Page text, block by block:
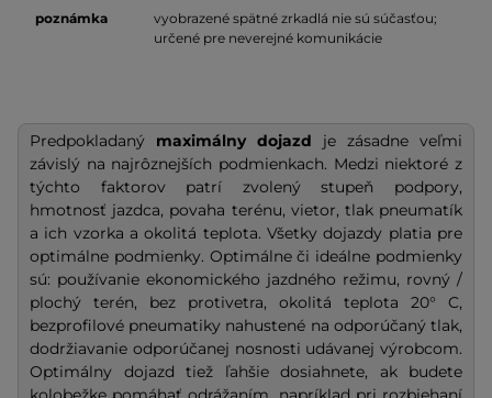
poznámka
vyobrazené spätné zrkadlá nie sú súčasťou;
určené pre neverejné komunikácie
Predpokladaný maximálny dojazd je zásadne veľmi
závislý na najrôznejších podmienkach. Medzi niektoré z
týchto faktorov patrí zvolený stupeň podpory,
hmotnosť jazdca, povaha terénu, vietor, tlak pneumatík
a ich vzorka a okolitá teplota. Všetky dojazdy platia pre
optimálne podmienky. Optimálne či ideálne podmienky
sú: používanie ekonomického jazdného režimu, rovný /
plochý terén, bez protivetra, okolitá teplota 20° C,
bezprofilové pneumatiky nahustené na odporúčaný tlak,
dodržiavanie odporúčanej nosnosti udávanej výrobcom.
Optimálny dojazd tiež ľahšie dosiahnete, ak budete